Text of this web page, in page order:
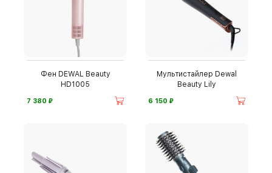
Фен DEWAL Beauty
HD1005
7 380 ⃏
Мультистайлер Dewal
Beauty Lily
6 150 ⃏